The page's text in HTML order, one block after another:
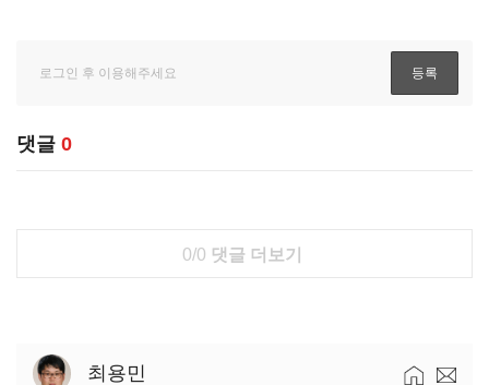
댓글 0
0/0 댓글 더보기
최용민